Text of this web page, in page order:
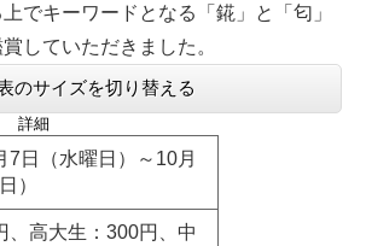
でキーワードとなる「錵」と「匂」
していただきました。
のサイズを切り替える
詳細
7日（水曜日）～10月
）
、高大生：300円、中